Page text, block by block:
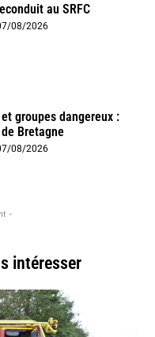
au SRFC
08/2026
groupes dangereux :
Bretagne
08/2026
-
intéresser